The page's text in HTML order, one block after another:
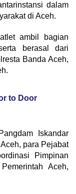
dalam
di Aceh.
ambil bagian
berasal dari
Banda Aceh,
to Door
Iskandar
para Pejabat
Pimpinan
Aceh,